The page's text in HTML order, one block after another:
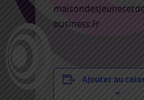
business.fr
Ajouter au